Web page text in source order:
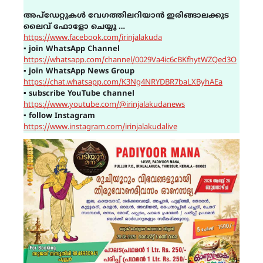
അപ്ഡേറ്റുകൾ വേഗത്തിലറിയാൻ ഇരിങ്ങാലക്കുട
ലൈവ് ഫോളോ ചെയ്യൂ …
https://www.facebook.com/irinjalakuda
▪join WhatsApp Channel
https://whatsapp.com/channel/0029Va4ic6cBKfhytWZQed3O
▪join WhatsApp News Group
https://chat.whatsapp.com/K3Ng4NRYDBR7baLXByhAEa
▪ subscribe YouTube channel
https://www.youtube.com/@irinjalakudanews
▪ follow Instagram
https://www.instagram.com/irinjalakudalive